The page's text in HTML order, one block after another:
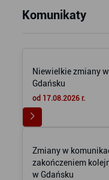
Komunikaty
Niewielkie zmiany
Gdańsku
od 17.08.2026 r.
Zmiany w
zakończeniem
w Gdańsku